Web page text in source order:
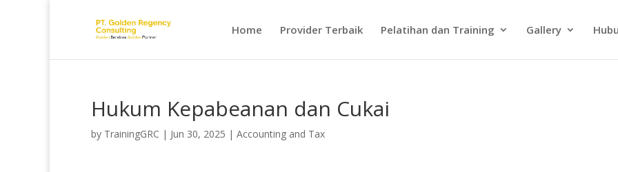
Home Provider Terbaik Pelatihan dan Training Gallery
Hukum Kepabeanan dan Cukai
by TrainingGRC | Jun 30, 2025 | Accounting and Tax